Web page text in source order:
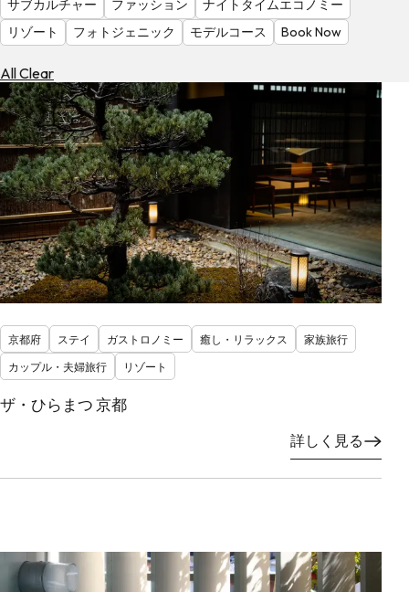
る
サブカルチャー
ファッション
ナイトタイムエコノミー
リゾート
フォトジェニック モデルコース Book Now
All Clear
京都府 ステイ ガストロノミー 癒し・リラックス
家族旅行
カップル・夫婦旅行
リゾート
ザ・ひらまつ 京都
詳しく見る